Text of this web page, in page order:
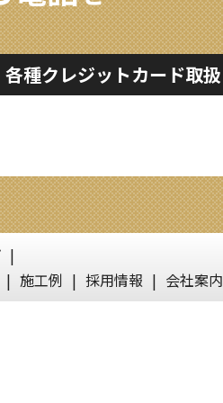
各種クレジットカード取扱
施工例
採用情報 会社案内